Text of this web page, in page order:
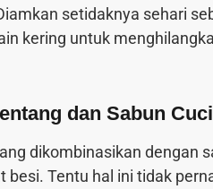
setidaknya sehari
kering untuk
dan Sabun
dikombinasikan dengan
besi. Tentu hal ini tidak